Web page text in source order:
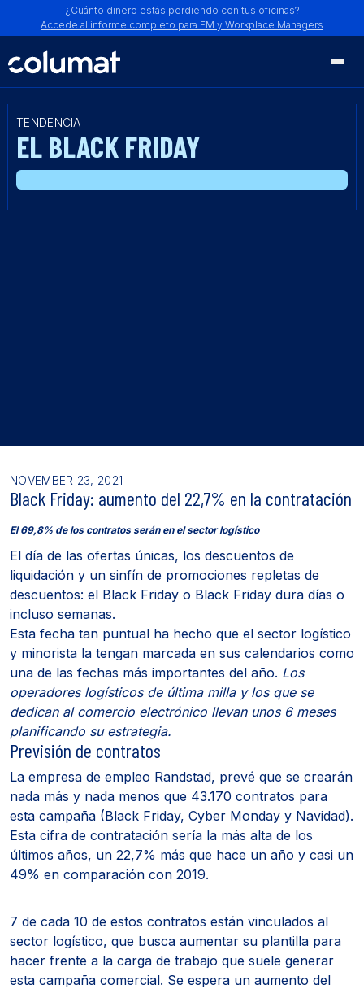
¿Cuánto dinero estás perdiendo con tus oficinas?
Accede al informe completo para FM y Workplace Managers
TENDENCIA
EL BLACK FRIDAY
NOVEMBER 23, 2021
Black Friday: aumento del 22,7% en la contratación
El 69,8% de los contratos serán en el sector logístico
El día de las ofertas únicas, los descuentos de
liquidación y un sinfín de promociones repletas de
descuentos: el Black Friday o Black Friday dura días o
incluso semanas.
Esta fecha tan puntual ha hecho que el sector logístico
y minorista la tengan marcada en sus calendarios como
una de las fechas más importantes del año. Los
operadores logísticos de última milla y los que se
dedican al comercio electrónico llevan unos 6 meses
planificando su estrategia.
Previsión de contratos
La empresa de empleo Randstad, prevé que se crearán
nada más y nada menos que 43.170 contratos para
esta campaña (Black Friday, Cyber Monday y Navidad).
Esta cifra de contratación sería la más alta de los
últimos años, un 22,7% más que hace un año y casi un
49% en comparación con 2019.
7 de cada 10 de estos contratos están vinculados al
sector logístico, que busca aumentar su plantilla para
hacer frente a la carga de trabajo que suele generar
esta campaña comercial. Se espera un aumento del